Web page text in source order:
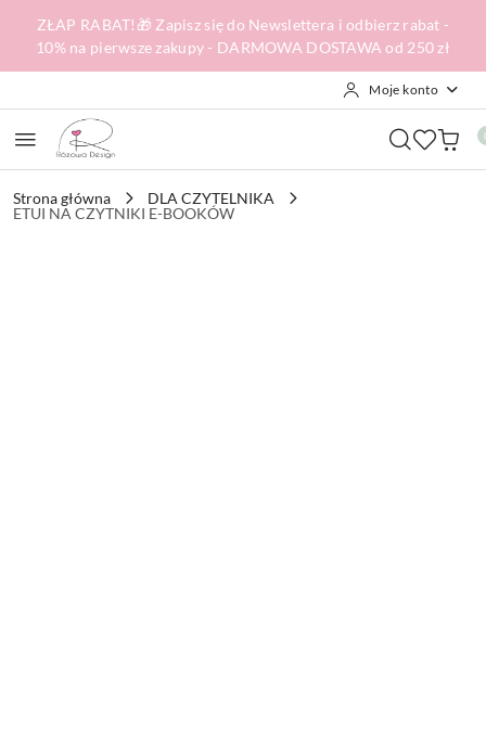
Przejdź do treści głównej
Przejdź do wyszukiwarki
Przejdź do moje konto
Przejdź do menu głównego
Przejdź do opisu produktu
Przejdź do stopki
ZŁAP RABAT!🎁 Zapisz się do Newslettera i odbierz rabat -
10% na pierwsze zakupy - DARMOWA DOSTAWA od 250 zł
Moje konto
Strona główna
DLA CZYTELNIKA
ETUI NA CZYTNIKI E-BOOKÓW